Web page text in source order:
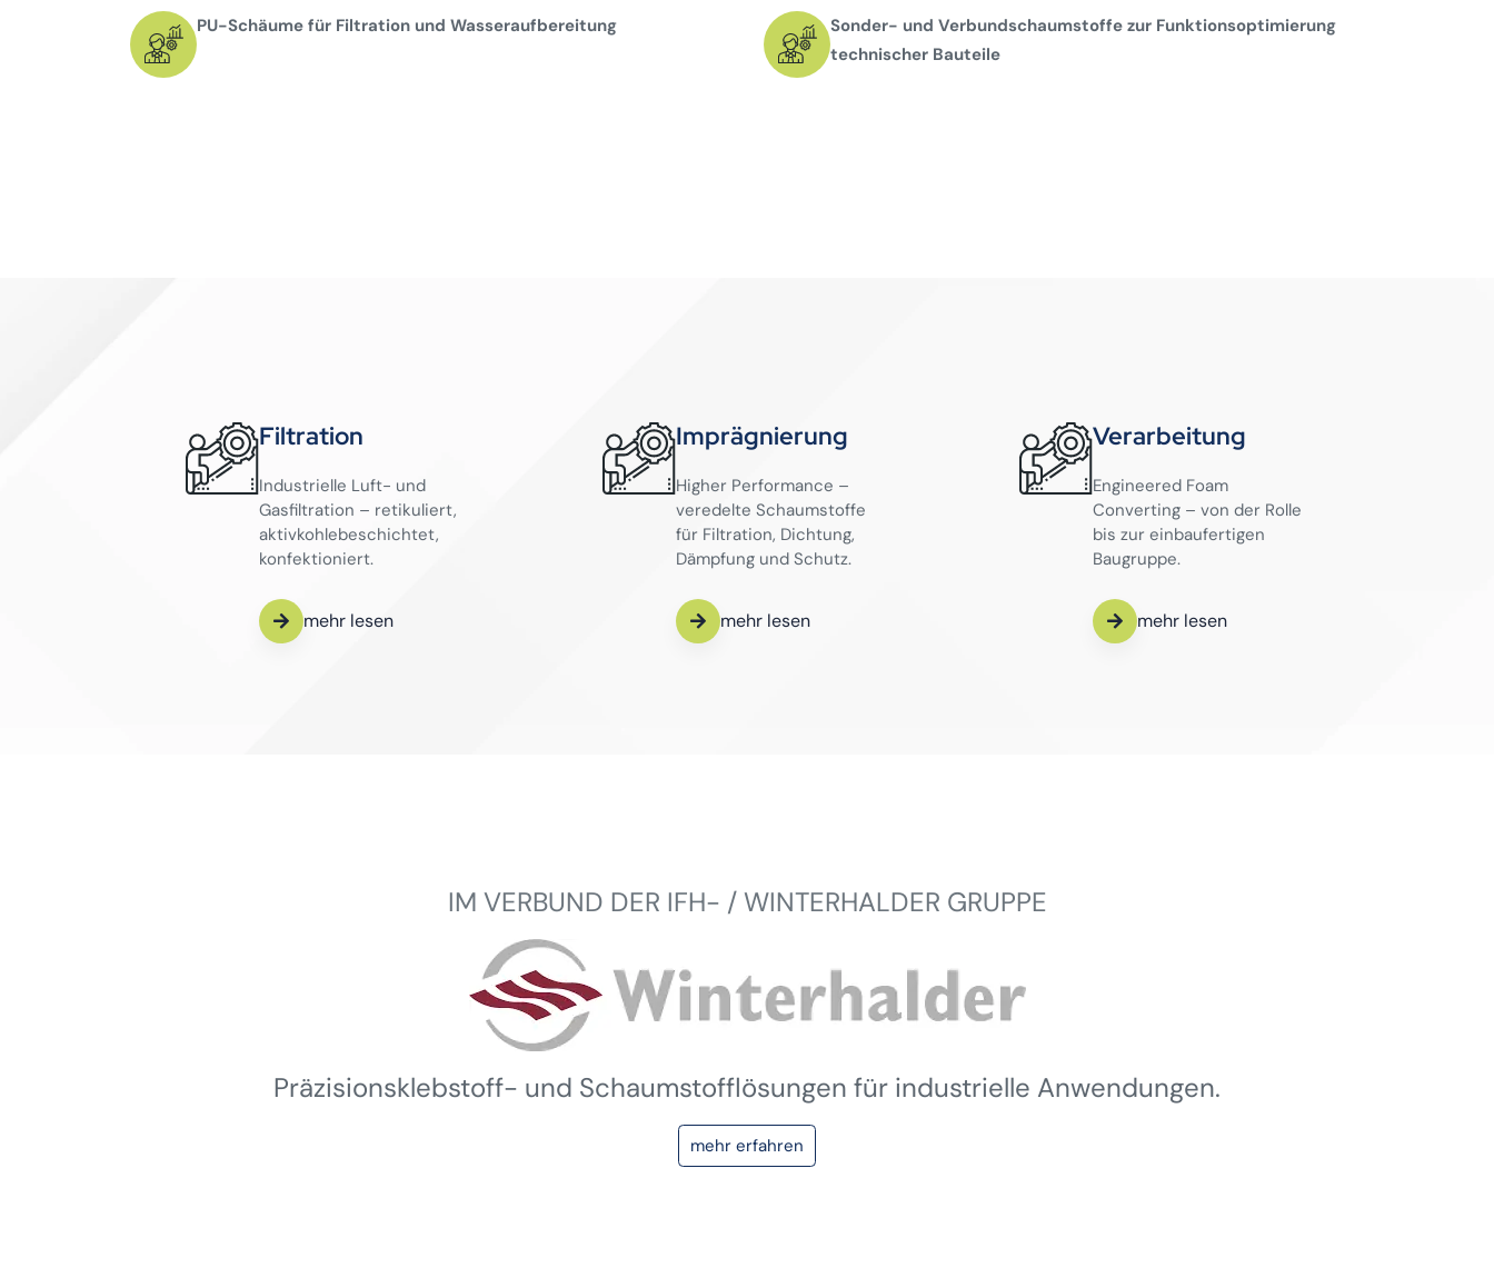
PU-Schäume für Filtration und Wasseraufbereitung
Sonder- und Verbundschaumstoffe zur Funktionsoptimierung
technischer Bauteile
Filtration
Industrielle Luft- und
Gasfiltration – retikuliert,
aktivkohlebeschichtet,
konfektioniert.
mehr lesen
Imprägnierung
Higher Performance –
veredelte Schaumstoffe
für Filtration, Dichtung,
Dämpfung und Schutz.
mehr lesen
Verarbeitung
Engineered Foam
Converting – von der Rolle
bis zur einbaufertigen
Baugruppe.
mehr lesen
IM VERBUND DER IFH- / WINTERHALDER GRUPPE
Präzisionsklebstoff- und Schaumstofflösungen für industrielle Anwendungen.
mehr erfahren